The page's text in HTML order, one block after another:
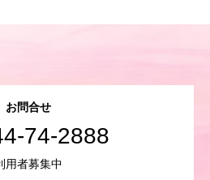
お問合せ
74-2888
用者募集中